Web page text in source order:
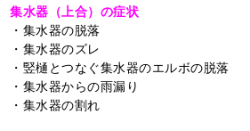
集水器（上合）の症状
・集水器の脱落
・集水器のズレ
・竪樋とつなぐ集水器のエルボの脱落
・集水器からの雨漏り
・集水器の割れ